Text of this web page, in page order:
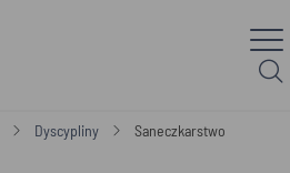
Dyscypliny Saneczkarstwo